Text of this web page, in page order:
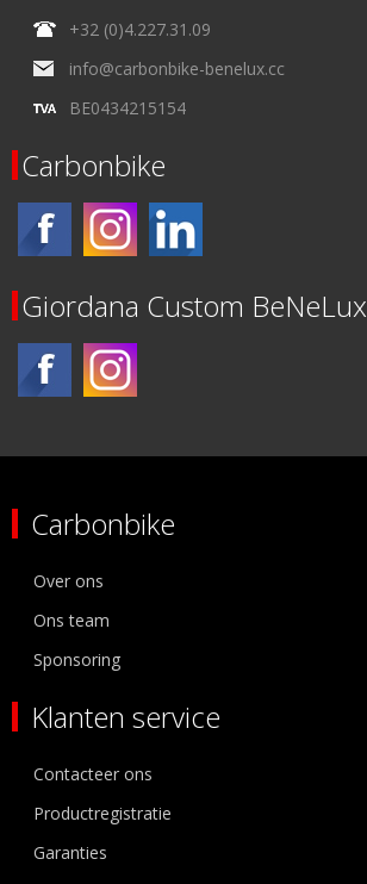
+32 (0)4.227.31.09
info@carbonbike-benelux.cc
BE0434215154
Carbonbike
Giordana Custom BeNeLux
Carbonbike
Over ons
Ons team
Sponsoring
Klanten service
Contacteer ons
Productregistratie
Garanties